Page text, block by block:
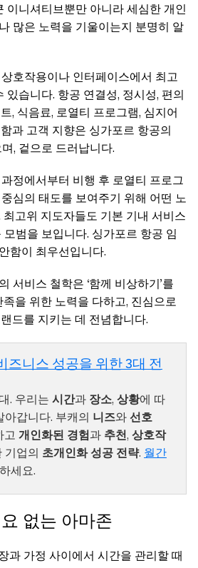
이니셔티브뿐만 아니라 세심한 개인
많은 노력을 기울이는지 분명히 알
호작용이나 인터페이스에서 최고
있습니다. 항공 연결성, 정시성, 편의
, 식음료, 로열티 프로그램, 심지어
과 고객 지향은 싱가포르 항공의
, 겉으로 드러납니다.
정에서부터 비행 후 로열티 프로그
심의 태도를 보여주기 위해 어떤 노
고위 지도자들도 기본 기내 서비스
범을 보입니다. 싱가포르 항공 임
함이 최우선입니다.
서비스 철학은 ‘함께 비상하기’를
을 위한 노력을 다하고, 진심으로
드를 지키는 데 전념합니다.
즈니스 성공을 위한 3대 전
. 우리는 시간과 장소, 상황에 따
아갑니다. 부캐의 니즈와 선호
고 개인화된 경험 과 추천, 상호작
기업의 초개인화 성공 전략. 월간
세요.
없는 아마존
과 가정 사이에서 시간을 관리할 때